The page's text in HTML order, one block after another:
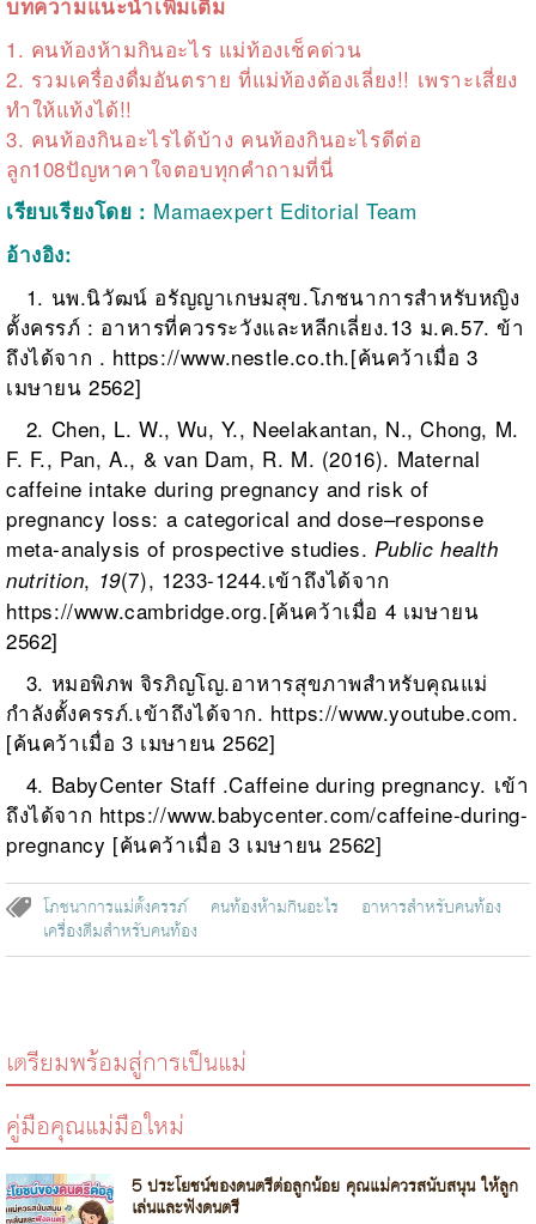
บทความแนะนำเพิ่มเติม
1. คนท้องห้ามกินอะไร แม่ท้องเช็คด่วน
2. รวมเครื่องดื่มอันตราย ที่แม่ท้องต้องเลี่ยง!! เพราะเสี่ยง
ทำให้แท้งได้!!
3. คนท้องกินอะไรได้บ้าง คนท้องกินอะไรดีต่อ
ลูก108ปัญหาคาใจตอบทุกคำถามที่นี่
เรียบเรียงโดย : Mamaexpert Editorial Team
อ้างอิง:
1. นพ.นิวัฒน์ อรัญญาเกษมสุข.โภชนาการสำหรับหญิง
ตั้งครรภ์ : อาหารที่ควรระวังและหลีกเลี่ยง.13 ม.ค.57. ข้า
ถึงได้จาก . https://www.nestle.co.th.[ค้นคว้าเมื่อ 3
เมษายน 2562]
2. Chen, L. W., Wu, Y., Neelakantan, N., Chong, M.
F. F., Pan, A., & van Dam, R. M. (2016). Maternal
caffeine intake during pregnancy and risk of
pregnancy loss: a categorical and dose–response
meta-analysis of prospective studies. Public health
nutrition, 19(7), 1233-1244.เข้าถึงได้จาก
https://www.cambridge.org.[ค้นคว้าเมื่อ 4 เมษายน
2562]
3. หมอพิภพ จิรภิญโญ.อาหารสุขภาพสำหรับคุณแม่
กำลังตั้งครรภ์.เข้าถึงได้จาก. https://www.youtube.com.
[ค้นคว้าเมื่อ 3 เมษายน 2562]
4. BabyCenter Staff .Caffeine during pregnancy. เข้า
ถึงได้จาก https://www.babycenter.com/caffeine-during-
pregnancy [ค้นคว้าเมื่อ 3 เมษายน 2562]
โภชนาการแม่ตั้งครรภ์ คนท้องห้ามกินอะไร
อาหารสำหรับคนท้อง
เครื่องดืมสำหรับคนท้อง
เตรียมพร้อมสู่การเป็นแม่
คู่มือคุณแม่มือใหม่
5 ประโยชน์ของดนตรีต่อลูกน้อย คุณแม่ควรสนับสนุน ให้ลูก
เล่นและฟังดนตรี